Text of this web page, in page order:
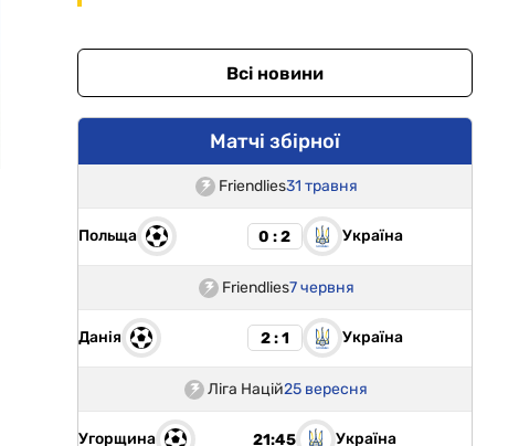
Всі новини
Матчі збірної
Friendlies31 травня
Польща 0 : 2 Україна
Friendlies7 червня
Данія 2 : 1 Україна
Ліга Націй25 вересня
Угорщина 21:45 Україна